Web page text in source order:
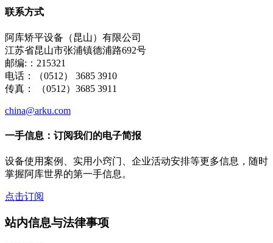
联系方式
阿库矫平设备（昆山）有限公司
江苏省昆山市张浦镇德浦路692号
邮编:：215321
电话：（0512） 3685 3910
传真： （0512）3685 3911
china@arku.com
一手信息：订阅我们的电子简报
设备使用案例、实用小窍门、企业活动安排等更多信息，随时
掌握阿库世界的第一手信息。
点击订阅
站内信息与法律事项